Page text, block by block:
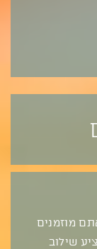
מוזמנים
שילוב